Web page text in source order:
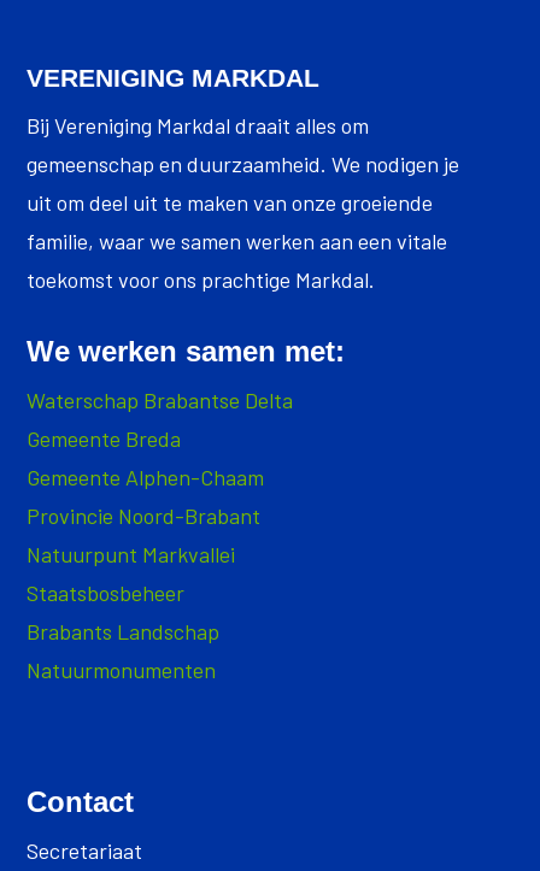
VERENIGING MARKDAL
Bij Vereniging Markdal draait alles om
gemeenschap en duurzaamheid. We nodigen je
uit om deel uit te maken van onze groeiende
familie, waar we samen werken aan een vitale
toekomst voor ons prachtige Markdal.
We werken samen met:
Waterschap Brabantse Delta
Gemeente Breda
Gemeente Alphen-Chaam
Provincie Noord-Brabant
Natuurpunt Markvallei
Staatsbosbeheer
Brabants Landschap
Natuurmonumenten
Contact
Secretariaat